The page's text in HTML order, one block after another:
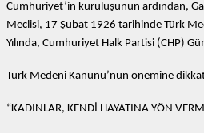
Cumhuriyet’in kuruluşunun ardından,
Meclisi, 17 Şubat 1926 tarihinde Türk
Yılında, Cumhuriyet Halk Partisi (CHP)
Türk Medeni Kanunu’nun önemine
“KADINLAR, KENDİ HAYATINA YÖN